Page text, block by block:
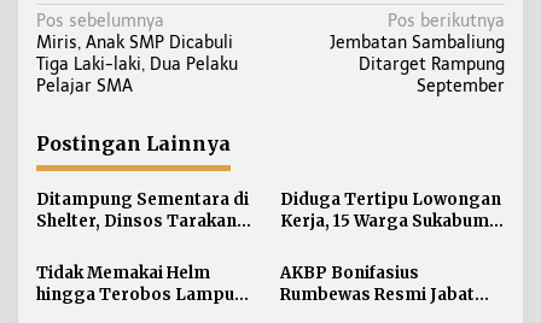
N
a
v
g
a
s
i
p
o
Pos sebelumnya
Miris, Anak SMP Dicabuli
Tiga Laki-laki, Dua Pelaku
Pelajar SMA
Pos berikutnya
Jembatan Sambaliung
Ditarget Rampung
September
Postingan Lainnya
Ditampung Sementara di
Shelter, Dinsos Tarakan
Pekerja Asal Jawa Barat
Diduga Tertipu Lowongan
Kerja, 15 Warga Sukabumi
Tidak Memakai Helm
hingga Terobos Lampu
AKBP Bonifasius
Rumbewas Resmi Jabat